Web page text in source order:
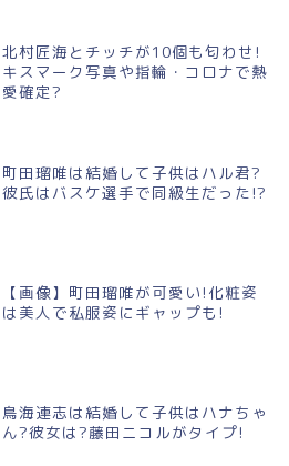
北村匠海とチッチが10個も匂わせ!
キスマーク写真や指輪・コロナで熱
愛確定?
町田瑠唯は結婚して子供はハル君?
彼氏はバスケ選手で同級生だった!?
【画像】町田瑠唯が可愛い!化粧姿
は美人で私服姿にギャップも!
鳥海連志は結婚して子供はハナちゃ
ん?彼女は?藤田ニコルがタイプ!